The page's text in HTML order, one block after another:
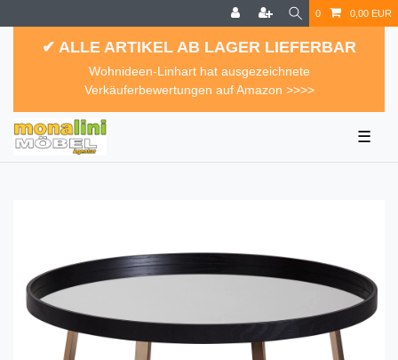
0 0,00 EUR
✔ ALLE ARTIKEL AB LAGER LIEFERBAR
Wohnideen-Linhart hat ausgezeichnete
Verkäuferbewertungen auf Amazon >>>>
☰